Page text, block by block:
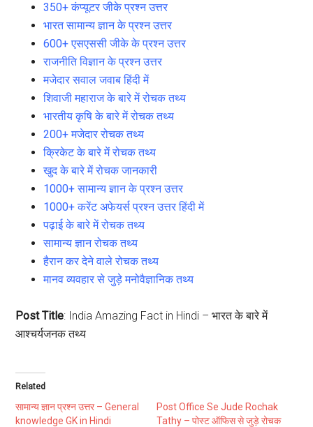
350+ कंप्यूटर जीके प्रश्न उत्तर
भारत सामान्य ज्ञान के प्रश्न उत्तर
600+ एसएससी जीके के प्रश्न उत्तर
राजनीति विज्ञान के प्रश्न उत्तर
मजेदार सवाल जवाब हिंदी में
शिवाजी महाराज के बारे में रोचक तथ्य
भारतीय कृषि के बारे में रोचक तथ्य
200+ मजेदार रोचक तथ्य
क्रिकेट के बारे में रोचक तथ्य
खुद के बारे में रोचक जानकारी
1000+ सामान्य ज्ञान के प्रश्न उत्तर
1000+ करेंट अफेयर्स प्रश्न उत्तर हिंदी में
पढ़ाई के बारे में रोचक तथ्य
सामान्य ज्ञान रोचक तथ्य
हैरान कर देने वाले रोचक तथ्य
मानव व्यवहार से जुड़े मनोवैज्ञानिक तथ्य
Post Title: India Amazing Fact in Hindi – भारत के बारे में
आश्चर्यजनक तथ्य
Related
सामान्य ज्ञान प्रश्न उत्तर – General
knowledge GK in Hindi
Post Office Se Jude Rochak
Tathy – पोस्ट ऑफिस से जुड़े रोचक